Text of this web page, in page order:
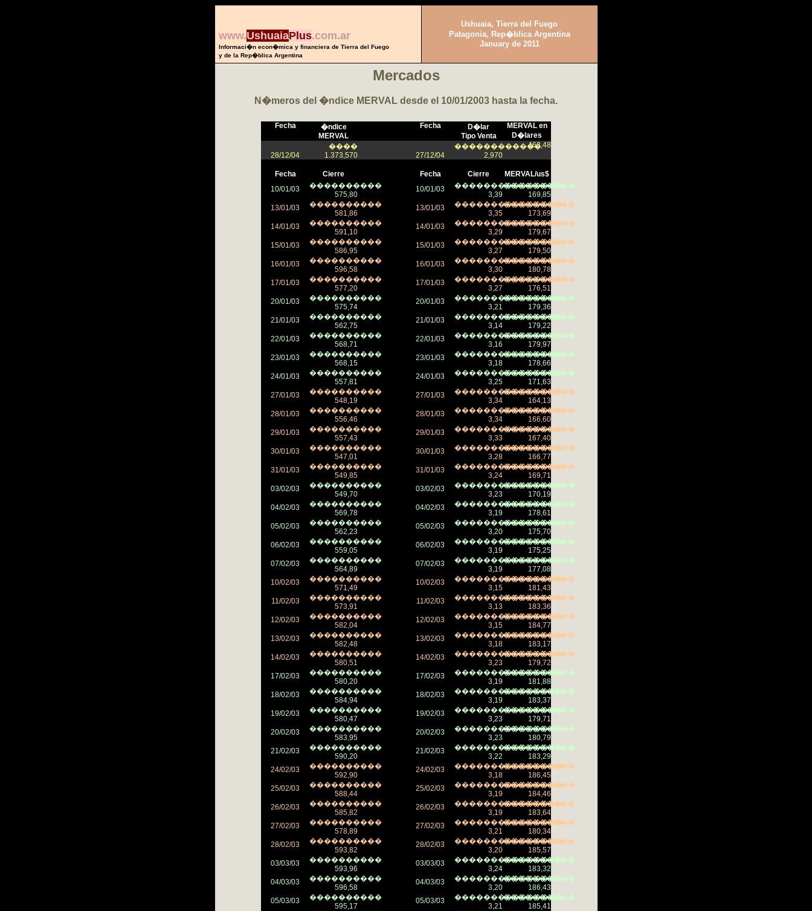
www.UshuaiaPlus.com.ar
Informaci�n econ�mica y financiera de Tierra del Fuego
y de la Rep�blica Argentina
Ushuaia, Tierra del Fuego
Patagonia, Rep�blica Argentina
January de 2011
Mercados
N�meros del �ndice MERVAL desde el 10/01/2003 hasta la fecha.
Fecha
�ndice
MERVAL
Fecha
D�lar
Tipo Venta
MERVAL en
D�lares
28/12/04
����
1.373,570
27/12/04
������������
2,970
462,48
Fecha Cierre Fecha Cierre
MERVAL/us$
10/01/03
����������
575,80
10/01/03
���������������
3,39
����������
169,85
13/01/03
����������
581,86
13/01/03
���������������
3,35
����������
173,69
14/01/03
����������
591,10
14/01/03
���������������
3,29
����������
179,67
15/01/03
����������
586,95
15/01/03
���������������
3,27
����������
179,50
16/01/03
����������
596,58
16/01/03
���������������
3,30
����������
180,78
17/01/03
����������
577,20
17/01/03
���������������
3,27
����������
176,51
20/01/03
����������
575,74
20/01/03
���������������
3,21
����������
179,36
21/01/03
����������
562,75
21/01/03
���������������
3,14
����������
179,22
22/01/03
����������
568,71
22/01/03
���������������
3,16
����������
179,97
23/01/03
����������
568,15
23/01/03
���������������
3,18
����������
178,66
24/01/03
����������
557,81
24/01/03
���������������
3,25
����������
171,63
27/01/03
����������
548,19
27/01/03
���������������
3,34
����������
164,13
28/01/03
����������
556,46
28/01/03
���������������
3,34
����������
166,60
29/01/03
����������
557,43
29/01/03
���������������
3,33
����������
167,40
30/01/03
����������
547,01
30/01/03
���������������
3,28
����������
166,77
31/01/03
����������
549,85
31/01/03
���������������
3,24
����������
169,71
03/02/03
����������
549,70
03/02/03
���������������
3,23
����������
170,19
04/02/03
����������
569,78
04/02/03
���������������
3,19
����������
178,61
05/02/03
����������
562,23
05/02/03
���������������
3,20
����������
175,70
06/02/03
����������
559,05
06/02/03
���������������
3,19
����������
175,25
07/02/03
����������
564,89
07/02/03
���������������
3,19
����������
177,08
10/02/03
����������
571,49
10/02/03
���������������
3,15
����������
181,43
11/02/03
����������
573,91
11/02/03
���������������
3,13
����������
183,36
12/02/03
����������
582,04
12/02/03
���������������
3,15
����������
184,77
13/02/03
����������
582,48
13/02/03
���������������
3,18
����������
183,17
14/02/03
����������
580,51
14/02/03
���������������
3,23
����������
179,72
17/02/03
����������
580,20
17/02/03
���������������
3,19
����������
181,88
18/02/03
����������
584,94
18/02/03
���������������
3,19
����������
183,37
19/02/03
����������
580,47
19/02/03
���������������
3,23
����������
179,71
20/02/03
����������
583,95
20/02/03
���������������
3,23
����������
180,79
21/02/03
����������
590,20
21/02/03
���������������
3,22
����������
183,29
24/02/03
����������
592,90
24/02/03
���������������
3,18
����������
186,45
25/02/03
����������
588,44
25/02/03
���������������
3,19
����������
184,46
26/02/03
����������
585,82
26/02/03
���������������
3,19
����������
183,64
27/02/03
����������
578,89
27/02/03
���������������
3,21
����������
180,34
28/02/03
����������
593,82
28/02/03
���������������
3,20
����������
185,57
03/03/03
����������
593,96
03/03/03
���������������
3,24
����������
183,32
04/03/03
����������
596,58
04/03/03
���������������
3,20
����������
186,43
05/03/03
����������
595,17
05/03/03
���������������
3,21
����������
185,41